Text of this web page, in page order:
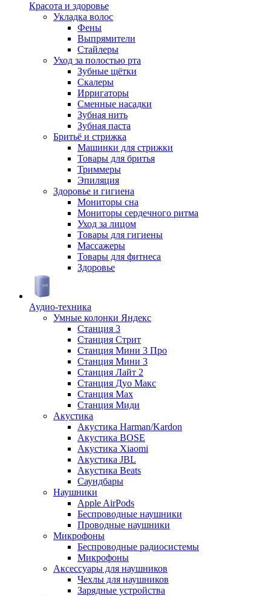
Красота и здоровье
Укладка волос
Фены
Выпрямители
Стайлеры
Уход за полостью рта
Зубные щётки
Скалеры
Ирригаторы
Сменные насадки
Зубная нить
Зубная паста
Бритьё и стрижка
Машинки для стрижки
Товары для бритья
Триммеры
Эпиляция
Здоровье и гигиена
Мониторы сна
Мониторы сердечного ритма
Уход за лицом
Товары для гигиены
Массажеры
Товары для фитнеса
Здоровье
Аудио-техника
Умные колонки Яндекс
Станция 3
Станция Стрит
Станция Мини 3 Про
Станция Мини 3
Станция Лайт 2
Станция Дуо Макс
Станция Max
Станция Миди
Акустика
Акустика Harman/Kardon
Акустика BOSE
Акустика Xiaomi
Акустика JBL
Акустика Beats
Саундбары
Наушники
Apple AirPods
Беспроводные наушники
Проводные наушники
Микрофоны
Беспроводные радиосистемы
Микрофоны
Аксессуары для наушников
Чехлы для наушников
Зарядные устройства